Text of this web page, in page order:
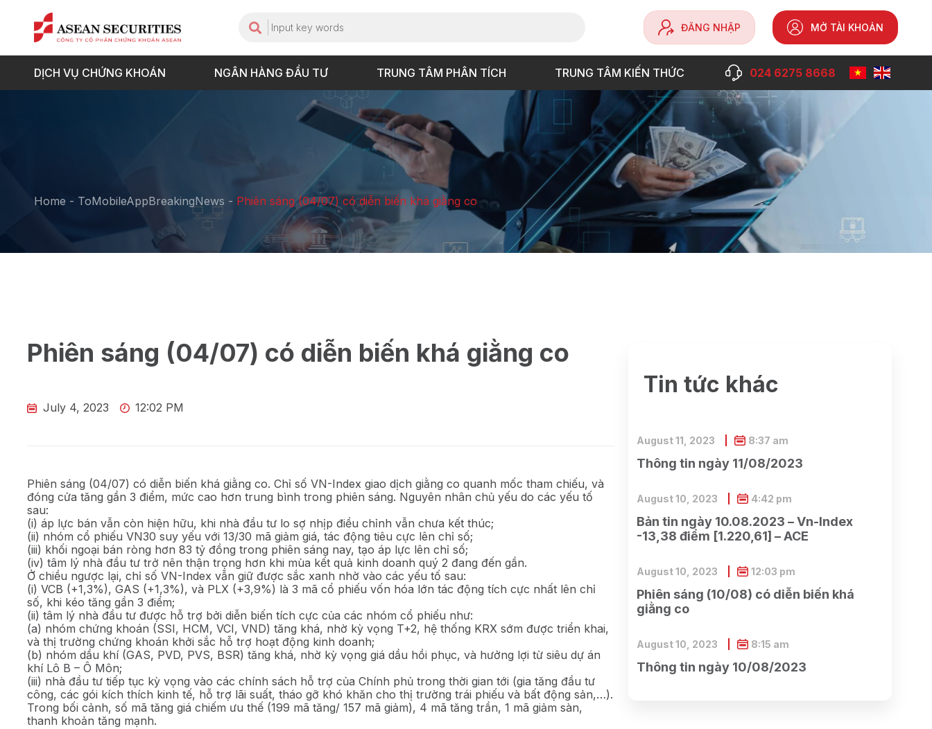
ĐĂNG NHẬP MỞ TÀI KHOẢN
DỊCH VỤ CHỨNG KHOÁN NGÂN HÀNG ĐẦU TƯ TRUNG TÂM PHÂN TÍCH TRUNG TÂM KIẾN THỨC 024 6275 8668
Home - ToMobileAppBreakingNews - Phiên sáng (04/07) có diễn biến khá giằng co
Phiên sáng (04/07) có diễn biến khá giằng co
July 4, 2023 12:02 PM
Phiên sáng (04/07) có diễn biến khá giằng co. Chỉ số VN-Index giao dịch giằng co quanh mốc tham chiếu, và
đóng cửa tăng gần 3 điểm, mức cao hơn trung bình trong phiên sáng. Nguyên nhân chủ yếu do các yếu tố
sau:
(i) áp lực bán vẫn còn hiện hữu, khi nhà đầu tư lo sợ nhịp điều chỉnh vẫn chưa kết thúc;
(ii) nhóm cổ phiếu VN30 suy yếu với 13/30 mã giảm giá, tác động tiêu cực lên chỉ số;
(iii) khối ngoại bán ròng hơn 83 tỷ đồng trong phiên sáng nay, tạo áp lực lên chỉ số;
(iv) tâm lý nhà đầu tư trở nên thận trọng hơn khi mùa kết quả kinh doanh quý 2 đang đến gần.
Ở chiều ngược lại, chỉ số VN-Index vẫn giữ được sắc xanh nhờ vào các yếu tố sau:
(i) VCB (+1,3%), GAS (+1,3%), và PLX (+3,9%) là 3 mã cổ phiếu vốn hóa lớn tác động tích cực nhất lên chỉ
số, khi kéo tăng gần 3 điểm;
(ii) tâm lý nhà đầu tư được hỗ trợ bởi diễn biến tích cực của các nhóm cổ phiếu như:
(a) nhóm chứng khoán (SSI, HCM, VCI, VND) tăng khá, nhờ kỳ vọng T+2, hệ thống KRX sớm được triển khai,
và thị trường chứng khoán khởi sắc hỗ trợ hoạt động kinh doanh;
(b) nhóm dầu khí (GAS, PVD, PVS, BSR) tăng khá, nhờ kỳ vọng giá dầu hồi phục, và hưởng lợi từ siêu dự án
khí Lô B – Ô Môn;
(iii) nhà đầu tư tiếp tục kỳ vọng vào các chính sách hỗ trợ của Chính phủ trong thời gian tới (gia tăng đầu tư
công, các gói kích thích kinh tế, hỗ trợ lãi suất, tháo gỡ khó khăn cho thị trường trái phiếu và bất động sản,…).
Trong bối cảnh, số mã tăng giá chiếm ưu thế (199 mã tăng/ 157 mã giảm), 4 mã tăng trần, 1 mã giảm sàn,
thanh khoản tăng mạnh.
Tin tức khác
Thông tin ngày 11/08/2023
August 11, 2023 8:37 am
Bản tin ngày 10.08.2023 – Vn-Index
-13,38 điểm [1.220,61] – ACE
August 10, 2023 4:42 pm
Phiên sáng (10/08) có diễn biến khá
giằng co
August 10, 2023 12:03 pm
Thông tin ngày 10/08/2023
August 10, 2023 8:15 am